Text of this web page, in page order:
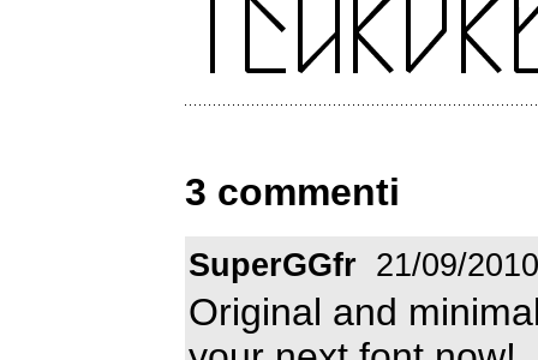
3 commenti
SuperGGfr 21/09/2010
Original and